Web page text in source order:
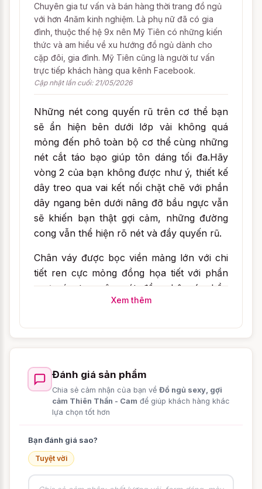
Chuyên gia tư vấn và bán hàng thời trang đồ ngủ
với hơn 4năm kinh nghiệm. Là phụ nữ đã có gia
đình, thuộc thế hệ 9x nên Mỹ Tiên có những kiến
thức và am hiểu về xu hướng đồ ngủ dành cho
cặp đôi, gia đình. Mỹ Tiên cũng là người tư vấn
trực tiếp khách hàng qua kênh Facebook.
Cập nhật lần cuối: 21/05/2026
Những nét cong quyến rũ trên cơ thể bạn
sẽ ẩn hiện bên dưới lớp vải không quá
mỏng đến phô toàn bộ cơ thể cùng những
nét cắt táo bạo giúp tôn dáng tối đa.Hãy
vòng 2 của bạn không được như ý, thiết kế
dây treo qua vai kết nối chặt chẽ với phần
dây ngang bên dưới nâng đỡ bầu ngực vẫn
sẽ khiến bạn thật gợi cảm, những đường
cong vẫn thể hiện rõ nét và đầy quyến rũ.
Chân váy được bọc viền mảng lớn với chi
tiết ren cực mỏng đồng họa tiết với phần
ngực áo tạo nên nét đồng bộ có phần
Xem thêm
Đánh giá sản phẩm
Chia sẻ cảm nhận của bạn về Đồ ngủ sexy, gợi
cảm Thiên Thần - Cam để giúp khách hàng khác
lựa chọn tốt hơn
Bạn đánh giá sao?
Tuyệt vời